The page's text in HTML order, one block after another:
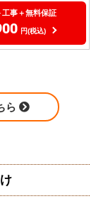
工事＋無料保証
円(税込)
ら